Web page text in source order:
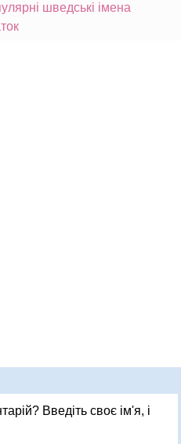
шведські імена
Введіть своє ім'я, і